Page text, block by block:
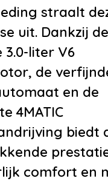
bedienbare
adaptief
velgen
glas
straalt
uit. Dankzij de
liter V6
de
en de
4MATIC
biedt
comfort en